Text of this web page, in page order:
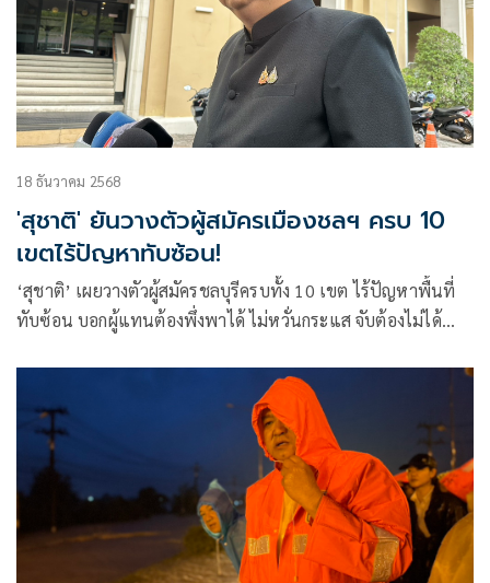
18 ธันวาคม 2568
'สุชาติ' ยันวางตัวผู้สมัครเมืองชลฯ ครบ 10
เขตไร้ปัญหาทับซ้อน!
‘สุชาติ’ เผยวางตัวผู้สมัครชลบุรีครบทั้ง 10 เขต ไร้ปัญหาพื้นที่
ทับซ้อน บอกผู้แทนต้องพึ่งพาได้ ไม่หวั่นกระแส จับต้องไม่ได้